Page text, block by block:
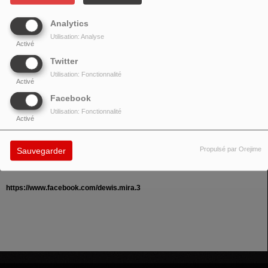
Analytics
Activé
Utilisation: Analyse
Twitter
Activé
Utilisation: Fonctionnalité
Facebook
Activé
Utilisation: Fonctionnalité
Sauvegarder Propulsé par Orejime
https://www.facebook.com/dewis.mira.3